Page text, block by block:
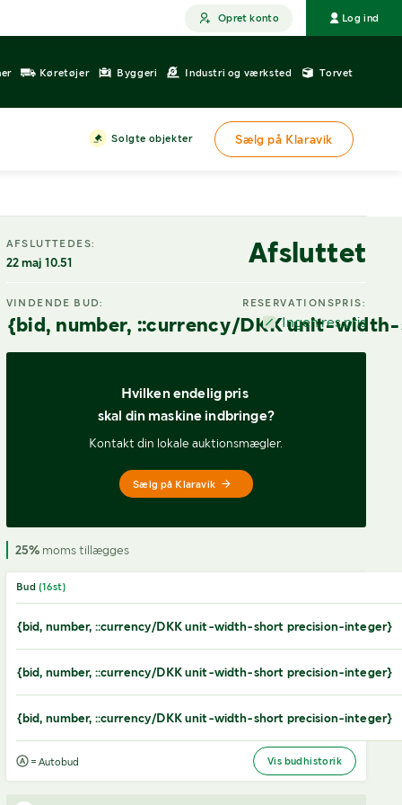
Opret konto Log ind
Køretøjer Byggeri Industri og værksted Torvet
Solgte objekter Sælg på Klaravik
AFSLUTTEDES:
22 maj 10.51 Afsluttet
VINDENDE BUD:
{bid, number, ::currency/DKK unit-
RESERVATIONSPRIS:
Ingen res.pris
Hvilken endelig pris
skal din maskine indbringe?
Kontakt din lokale auktionsmægler.
Sælg på Klaravik
25%moms tillægges
Bud (16st)
{bid, number, ::currency/DKK unit-width-short precision-integer}
{bid, number, ::currency/DKK unit-width-short precision-integer}
{bid, number, ::currency/DKK unit-width-short precision-integer}
= Autobud Vis budhistorik